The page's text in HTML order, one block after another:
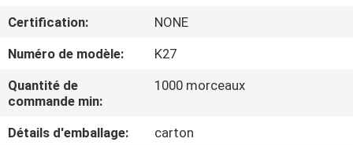
VISITE
D'USINE
CONTRÔLE
DE
Certification:
NONE
Numéro de modèle:
K27
Quantité de
commande min:
1000 morceaux
Détails d'emballage:
carton